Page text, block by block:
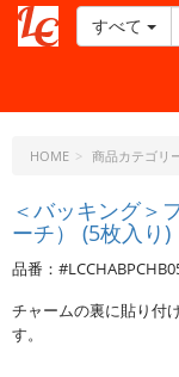
ー
ラ
ト・
ド
ッ
ト・
ジ
ェ
すべて
HOME 商品カテゴリ
＜バッキング＞
ーチ） (5枚入り)
品番：
チャームの裏に貼り付
す。